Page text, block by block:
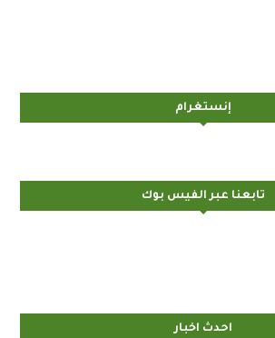
إنستغرام
تابعنا عبر الفيس بوك
احدث اخبار